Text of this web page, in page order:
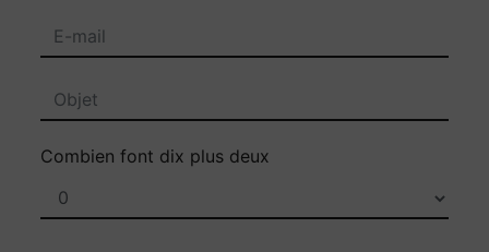
Combien font dix plus deux